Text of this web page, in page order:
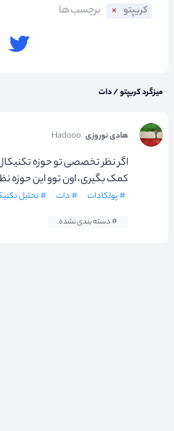
کریپتو
میزگرد کریپتو/دات
هادی نوروزی Hadooo
اگر نظر تخصصی تو حوزه تکنیکال
کمک بگیری، اون توو این حوزه
# پولکادات # دات # تحلیل
# دسته بندی نشده